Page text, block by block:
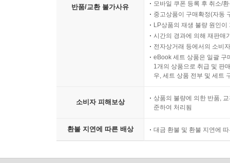
반품/교환 불가사유
모바일 쿠폰 등록 후 취소/
중고상품이 구매확정(자동
LP상품의 재생 불량 원인
시간의 경과에 의해 재판매
전자상거래 등에서의 소비
eBook 세트 상품은 일괄 구
1개의 상품으로 취급 및 판
우, 세트 상품 전부 및 세트
소비자 피해보상
상품의 불량에 의한 반품,
준하여 처리됨
환불 지연에 따른 배상 대금 환불 및 환불 지연에